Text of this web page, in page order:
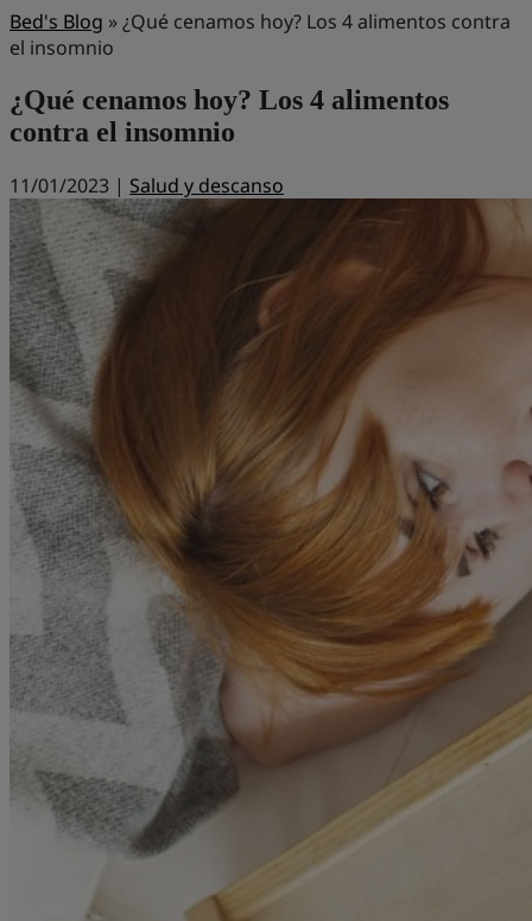
Bed's Blog »¿Qué cenamos hoy? Los 4 alimentos contra
el insomnio
¿Qué cenamos hoy? Los 4 alimentos
contra el insomnio
11/01/2023 | Salud y descanso